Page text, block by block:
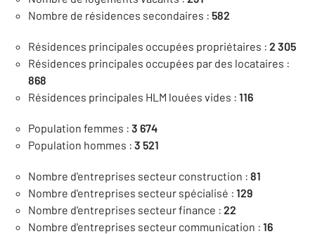
Nombre de résidences secondaires : 582
Résidences principales occupées propriétaires : 2 305
Résidences principales occupées par des locataires :
868
Résidences principales HLM louées vides : 116
Population femmes : 3 674
Population hommes : 3 521
Nombre d'entreprises secteur construction : 81
Nombre d'entreprises secteur spécialisé : 129
Nombre d'entreprises secteur finance : 22
Nombre d'entreprises secteur communication : 16